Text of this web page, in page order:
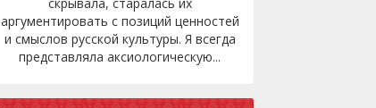
аргументировать с позиций ценностей
и смыслов русской культуры. Я всегда
представляла аксиологическую...